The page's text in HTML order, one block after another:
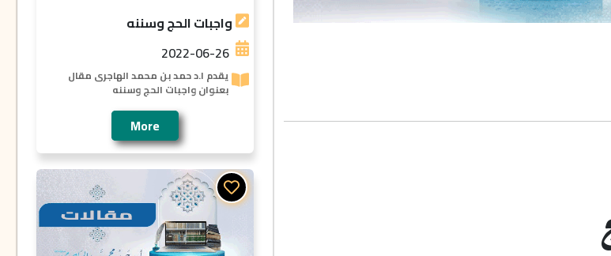
واجبات الحج وسننه
2022-06-26
يقدم ا.د حمد بن محمد الهاجرى مقال
بعنوان واجبات الحج وسننه
More